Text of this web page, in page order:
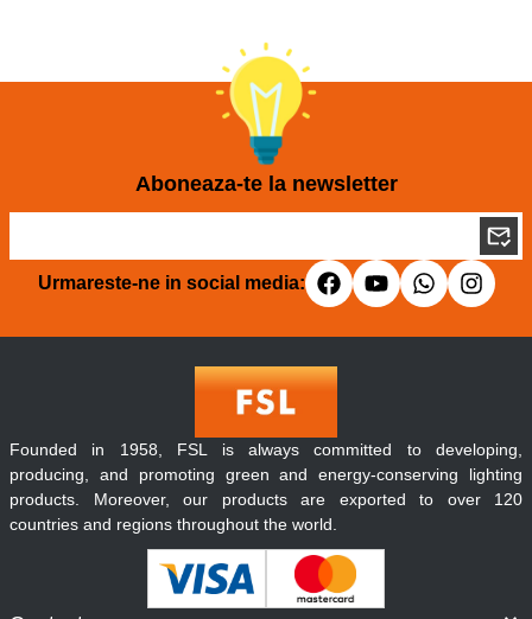
Aboneaza-te la newsletter
Urmareste-ne in social media:
Founded in 1958, FSL is always committed to developing,
producing, and promoting green and energy-conserving lighting
products. Moreover, our products are exported to over 120
countries and regions throughout the world.